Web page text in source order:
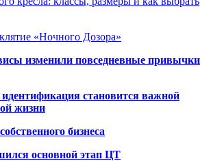
«Ночного Дозора»
изменили повседневные привычки
становится важной
жизни
бизнеса
основной этап ЦТ